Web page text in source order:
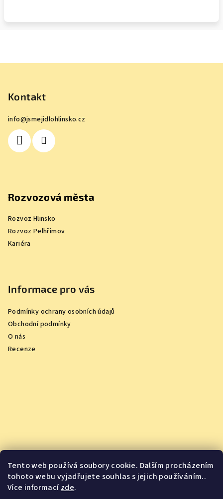
Tento web používá soubory cookie. Dalším procházením
tohoto webu vyjadřujete souhlas s jejich používáním..
Více informacízde.
Kontakt
info@jsmejidlohlinsko.cz
Rozvozová města
Rozvoz Hlinsko
Rozvoz Pelhřimov
Kariéra
Informace pro vás
Podmínky ochrany osobních údajů
Obchodní podmínky
O nás
Recenze